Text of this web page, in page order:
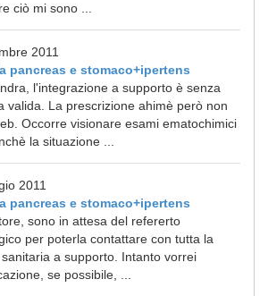
ciò mi sono ...
2011
pancreas e stomaco+ipertens
l'integrazione a supporto è senza
valida. La prescrizione ahimè però non
Occorre visionare esami ematochimici
la situazione ...
2011
pancreas e stomaco+ipertens
sono in attesa del refererto
per poterla contattare con tutta la
a supporto. Intanto vorrei
se possibile, ...